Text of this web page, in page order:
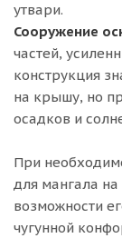
утвари.
Сооружение
частей,
конструкция
на крышу, но
осадков и
При
для мангала
возможности
чугунной